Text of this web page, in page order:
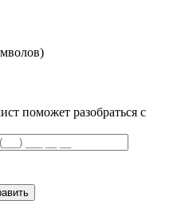
поможет разобраться с